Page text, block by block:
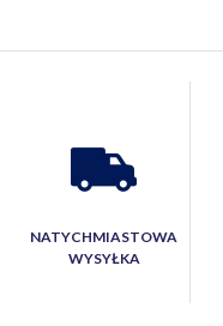
NATYCHMIASTOWA
WYSYŁKA